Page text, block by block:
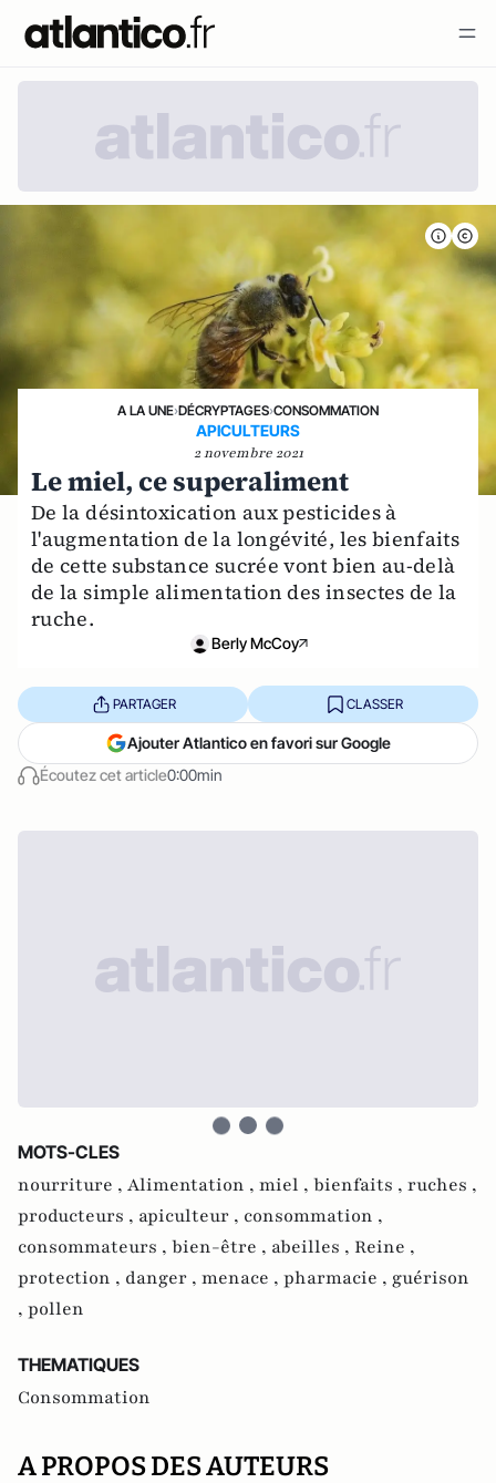
A LA UNE›DÉCRYPTAGES›CONSOMMATION
APICULTEURS
2 novembre 2021
Le miel, ce superaliment
De la désintoxication aux pesticides à
l'augmentation de la longévité, les bienfaits
de cette substance sucrée vont bien au-delà
de la simple alimentation des insectes de la
ruche.
Berly McCoy
Écoutez cet article0:00min
PARTAGER CLASSER
Ajouter Atlantico en favori sur Google
MOTS-CLES
nourriture , Alimentation , miel , bienfaits , ruches ,
producteurs , apiculteur , consommation ,
consommateurs , bien-être , abeilles , Reine ,
protection , danger , menace , pharmacie , guérison
, pollen
THEMATIQUES
Consommation
A PROPOS DES AUTEURS